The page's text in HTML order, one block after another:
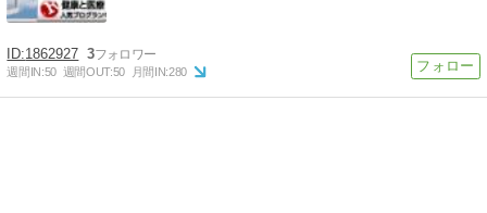
1862927 3
週間IN:50 週間OUT:50 月間IN:280